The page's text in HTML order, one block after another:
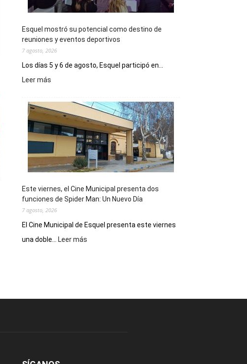
Esquel mostró su potencial como destino de
reuniones y eventos deportivos
7 agosto, 2026
Los días 5 y 6 de agosto, Esquel participó en...
Leer más
su
potencial
como
destino
de
reuniones
y
deportivos
Este viernes, el Cine Municipal presenta dos
funciones de Spider Man: Un Nuevo Día
7 agosto, 2026
El Cine Municipal de Esquel presenta este viernes
una doble...
Leer más
presenta